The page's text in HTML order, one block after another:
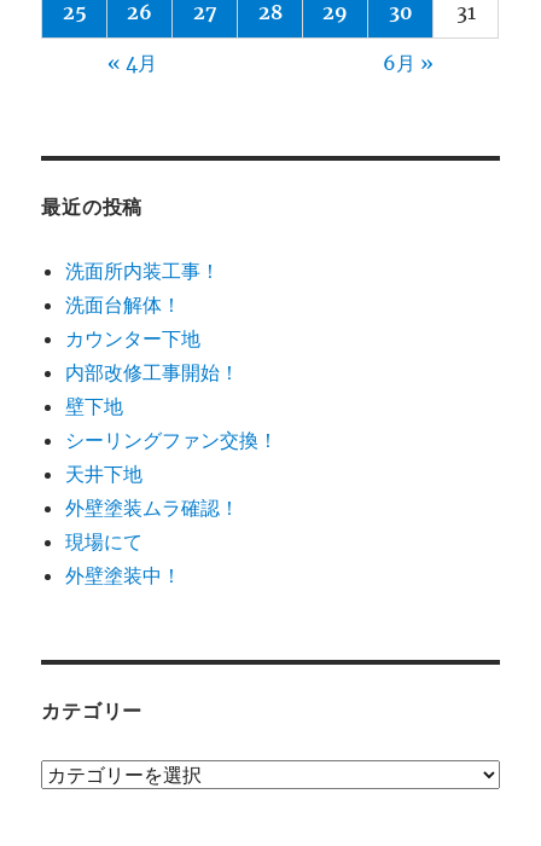
25 26 27 28 29 30 31
« 4月 6月 »
最近の投稿
洗面所内装工事！
洗面台解体！
カウンター下地
内部改修工事開始！
壁下地
シーリングファン交換！
天井下地
外壁塗装ムラ確認！
現場にて
外壁塗装中！
カテゴリー
カ